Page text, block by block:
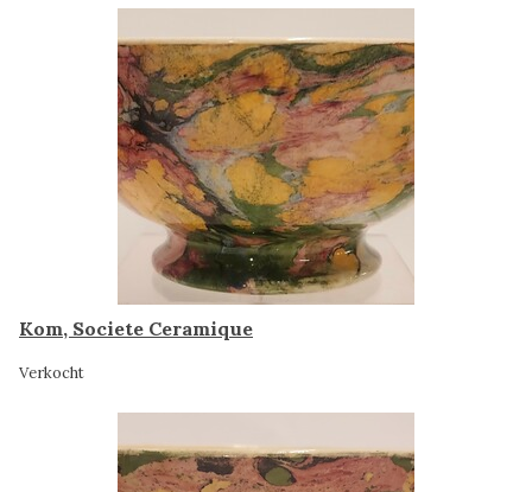
Kom, Societe Ceramique
Verkocht